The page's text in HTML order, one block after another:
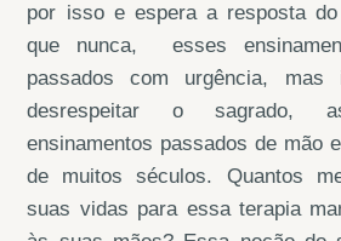
por isso e espera a resposta
que nunca, esses
passados com urgência, mas
desrespeitar o sagrado,
ensinamentos passados de mão
de muitos séculos. Quantos
suas vidas para essa terapia